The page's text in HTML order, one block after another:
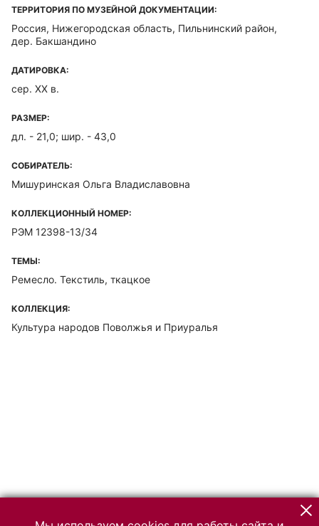
ТЕРРИТОРИЯ ПО МУЗЕЙНОЙ ДОКУМЕНТАЦИИ:
Россия, Нижегородская область, Пильнинский район,
дер. Бакшандино
ДАТИРОВКА:
сер. ХХ в.
РАЗМЕР:
дл. - 21,0; шир. - 43,0
СОБИРАТЕЛЬ:
Мишуринская Ольга Владиславовна
КОЛЛЕКЦИОННЫЙ НОМЕР:
РЭМ 12398-13/34
ТЕМЫ:
Ремесло. Текстиль, ткацкое
КОЛЛЕКЦИЯ:
Культура народов Поволжья и Приуралья